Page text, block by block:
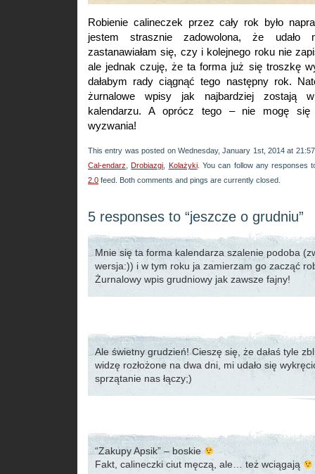
Robienie calineczek przez cały rok było
jestem strasznie zadowolona, że
zastanawiałam się, czy i kolejnego roku nie
ale jednak czuję, że ta forma już się troszkę
dałabym rady ciągnąć tego następny rok.
żurnalowe wpisy jak najbardziej zostają
kalendarzu. A oprócz tego – nie mogę
wyzwania!
This entry was posted on Wednesday, January 1st, 2014 at
Cal-endarz
Drobiazgi Kolażyki. You can follow any responses
2.0 feed. Both comments and pings are currently closed.
5 responses to “jeszcze o grudniu”
Mnie się ta forma kalendarza szalenie podoba
wersja:)) i w tym roku ja zamierzam go zacząć
Żurnalowy wpis grudniowy jak zawsze fajny!
Ale świetny grudzień! Cieszę się, że dałaś tyle
widzę rozłożone na dwa dni, mi udało się
sprzątanie nas łączy;)
“Zakupy Apsik” – boskie
Fakt, calineczki ciut męczą, ale… też wciągają